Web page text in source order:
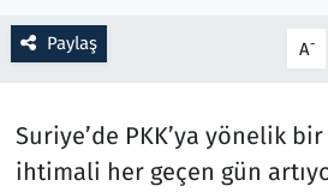
Paylaş A-
Suriye’de PKK’ya yönelik
ihtimali her geçen gün
Memur ve Kamu
Oyun